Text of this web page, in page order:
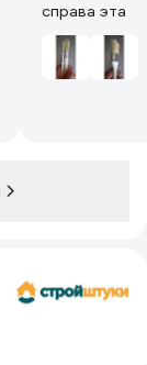
справа эта